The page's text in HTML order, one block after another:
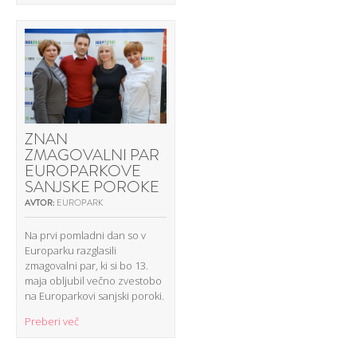
ZNAN
ZMAGOVALNI PAR
EUROPARKOVE
SANJSKE POROKE
AVTOR: EUROPARK
Na prvi pomladni dan so v
Europarku razglasili
zmagovalni par, ki si bo 13.
maja obljubil večno zvestobo
na Europarkovi sanjski poroki.
Preberi več